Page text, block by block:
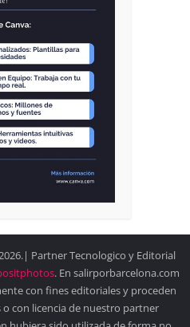
Partner Tecnologico y Editorial
. En salirporbarcelona.com
con fines editoriales y proceden
con licencia de nuestro partner